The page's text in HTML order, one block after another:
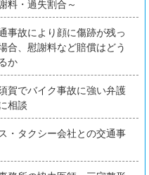
通勤中に交通事故に遭われた方
へ
無職や失業者の方の休業損害
交通事故の脳外傷による後遺障
害を弁護士に依頼するメリット
慰謝料・過失割合～